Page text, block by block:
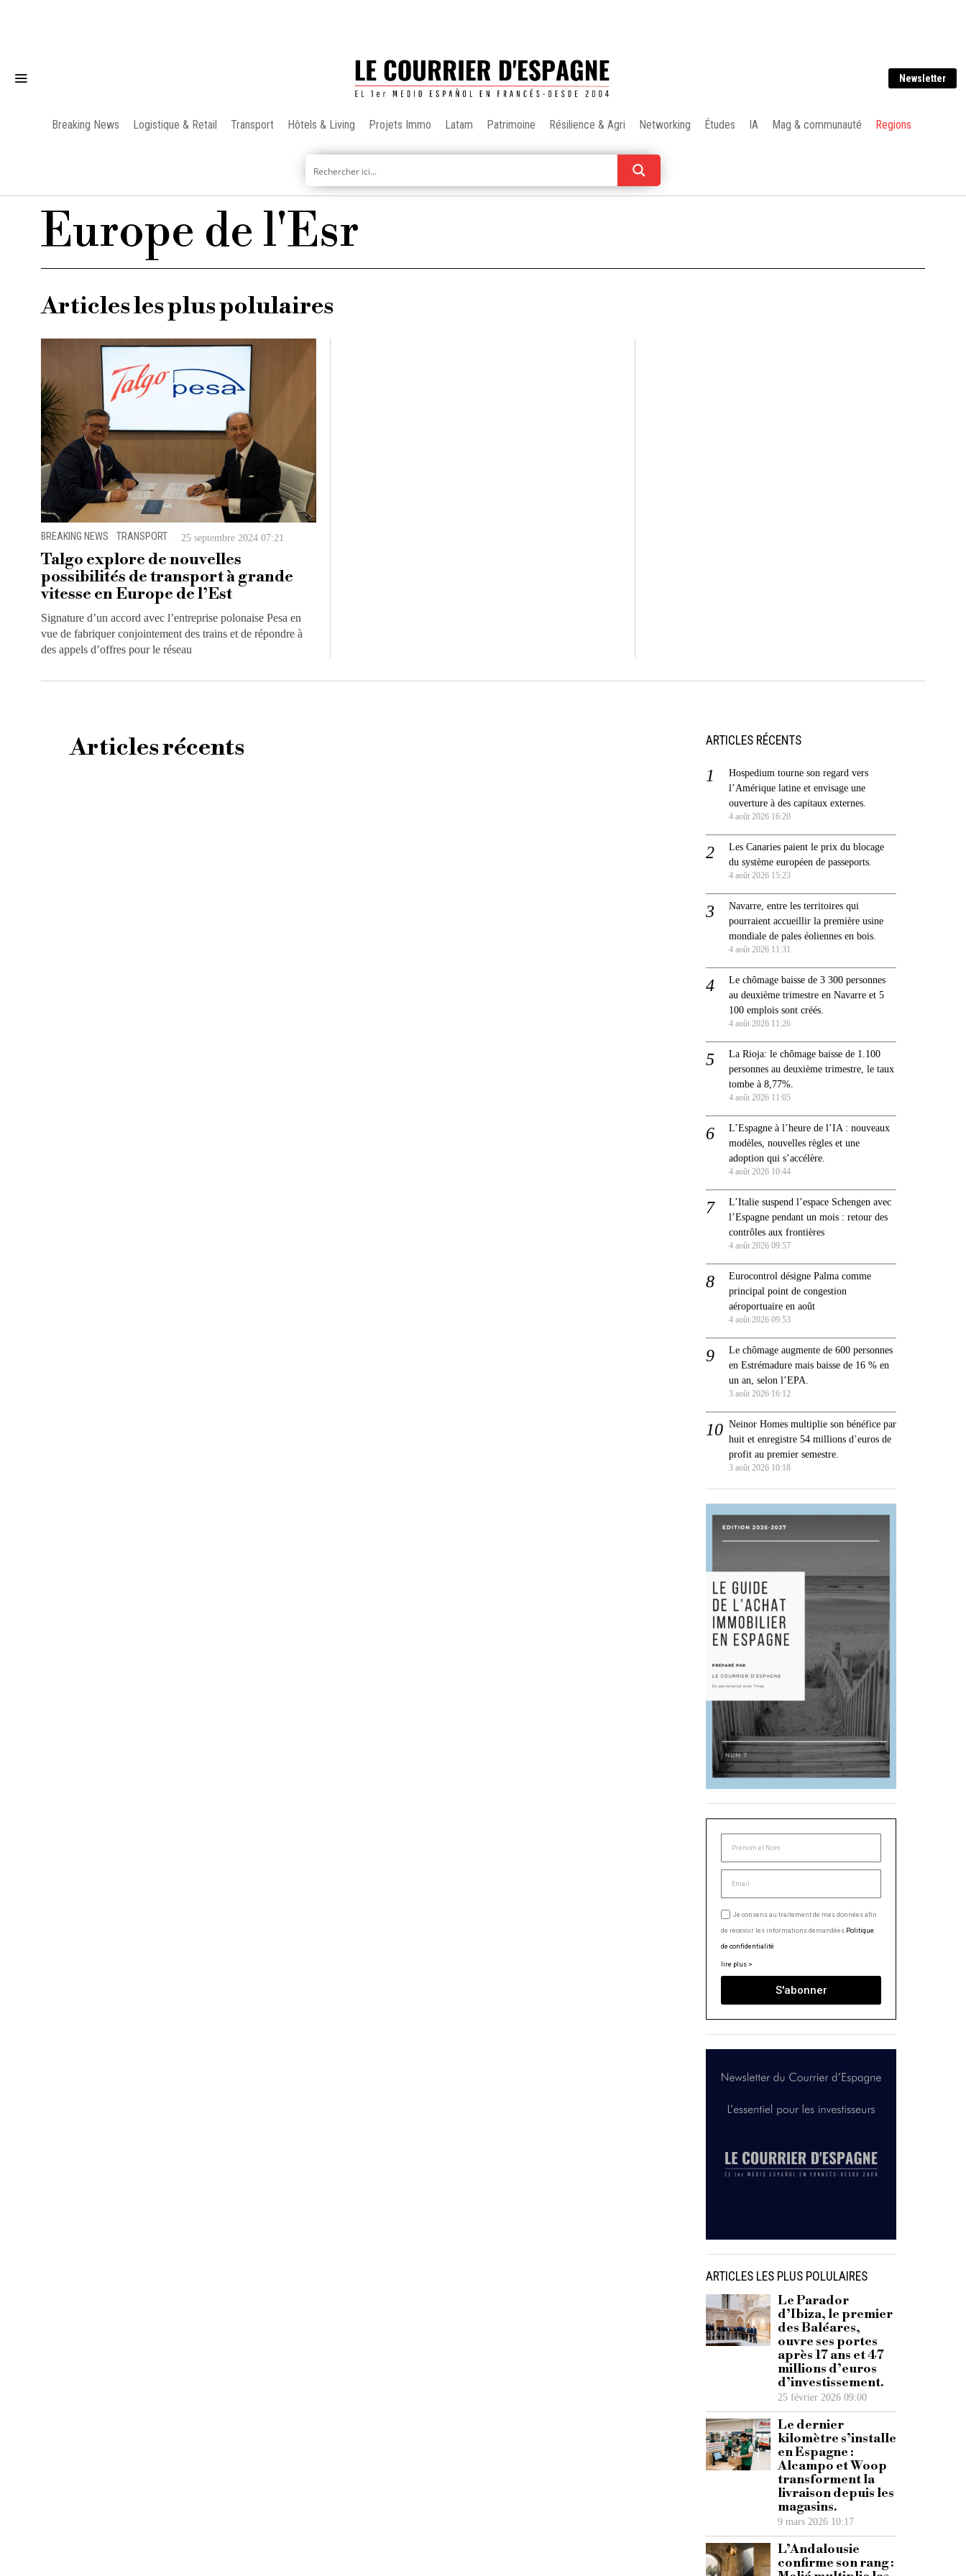
Newsletter
Breaking News Logistique & Retail Transport Hôtels & Living Projets Immo Latam Patrimoine Résilience & Agri Networking Études IA Mag & communauté Regions
Europe de l'Esr
Articles les plus polulaires
BREAKING NEWS · TRANSPORT 25 septembre 2024 07:21
Talgo explore de nouvelles
possibilités de transport à grande
vitesse en Europe de l’Est
Signature d’un accord avec l’entreprise polonaise Pesa en
vue de fabriquer conjointement des trains et de répondre à
des appels d’offres pour le réseau
Articles récents ARTICLES RÉCENTS
Hospedium tourne son regard vers
l’Amérique latine et envisage une
ouverture à des capitaux externes.
4 août 2026 16:20
Les Canaries paient le prix du blocage
du système européen de passeports.
4 août 2026 15:23
Navarre, entre les territoires qui
pourraient accueillir la première usine
mondiale de pales éoliennes en bois.
4 août 2026 11:31
Le chômage baisse de 3 300 personnes
au deuxième trimestre en Navarre et 5
100 emplois sont créés.
4 août 2026 11:26
La Rioja: le chômage baisse de 1.100
personnes au deuxième trimestre, le taux
tombe à 8,77%.
4 août 2026 11:05
L’Espagne à l’heure de l’IA : nouveaux
modèles, nouvelles règles et une
adoption qui s’accélère.
4 août 2026 10:44
L’Italie suspend l’espace Schengen avec
l’Espagne pendant un mois : retour des
contrôles aux frontières
4 août 2026 09:57
Eurocontrol désigne Palma comme
principal point de congestion
aéroportuaire en août
4 août 2026 09:53
Le chômage augmente de 600 personnes
en Estrémadure mais baisse de 16 % en
un an, selon l’EPA.
3 août 2026 16:12
Neinor Homes multiplie son bénéfice par
huit et enregistre 54 millions d’euros de
profit au premier semestre.
3 août 2026 10:18
Je consens au traitement de mes données afin
de recevoir les informations demandées.Politique
de confidentialité
lire plus >
S'abonner
ARTICLES LES PLUS POLULAIRES
Le Parador
d’Ibiza, le premier
des Baléares,
ouvre ses portes
après 17 ans et 47
millions d’euros
d’investissement.
25 février 2026 09:00
Le dernier
kilomètre s’installe
en Espagne :
Alcampo et Woop
transforment la
livraison depuis les
magasins.
9 mars 2026 10:17
L’Andalousie
confirme son rang :